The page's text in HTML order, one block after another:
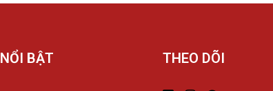
NỔI BẬT THEO DÕI